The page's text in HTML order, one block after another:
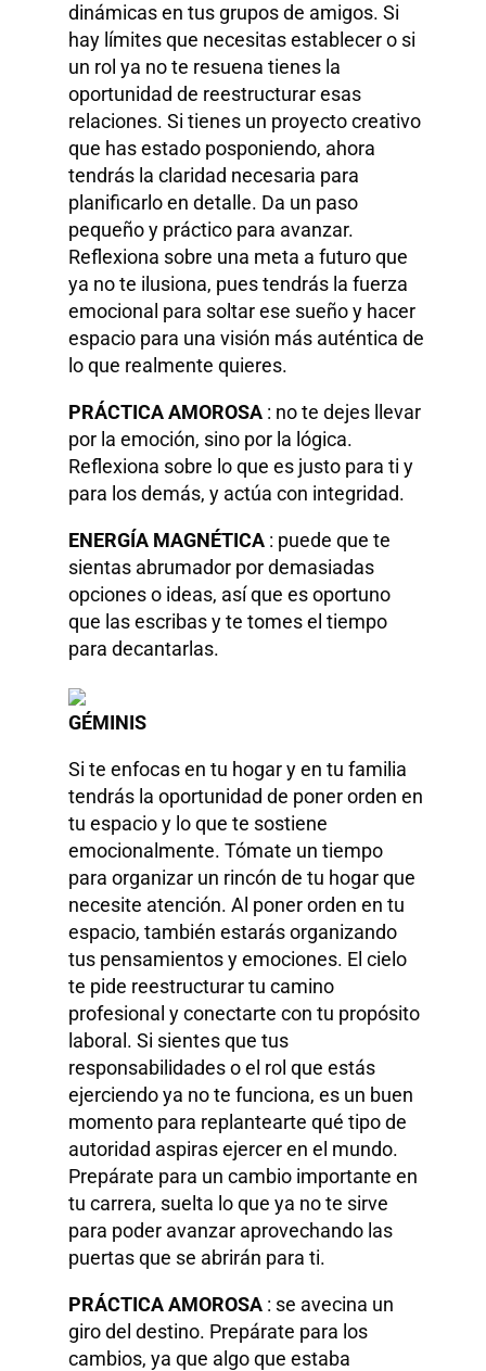
dinámicas en tus grupos de amigos. Si
hay límites que necesitas establecer o si
un rol ya no te resuena tienes la
oportunidad de reestructurar esas
relaciones. Si tienes un proyecto creativo
que has estado posponiendo, ahora
tendrás la claridad necesaria para
planificarlo en detalle. Da un paso
pequeño y práctico para avanzar.
Reflexiona sobre una meta a futuro que
ya no te ilusiona, pues tendrás la fuerza
emocional para soltar ese sueño y hacer
espacio para una visión más auténtica de
lo que realmente quieres.
PRÁCTICA AMOROSA : no te dejes llevar
por la emoción, sino por la lógica.
Reflexiona sobre lo que es justo para ti y
para los demás, y actúa con integridad.
ENERGÍA MAGNÉTICA : puede que te
sientas abrumador por demasiadas
opciones o ideas, así que es oportuno
que las escribas y te tomes el tiempo
para decantarlas.
GÉMINIS
Si te enfocas en tu hogar y en tu familia
tendrás la oportunidad de poner orden en
tu espacio y lo que te sostiene
emocionalmente. Tómate un tiempo
para organizar un rincón de tu hogar que
necesite atención. Al poner orden en tu
espacio, también estarás organizando
tus pensamientos y emociones. El cielo
te pide reestructurar tu camino
profesional y conectarte con tu propósito
laboral. Si sientes que tus
responsabilidades o el rol que estás
ejerciendo ya no te funciona, es un buen
momento para replantearte qué tipo de
autoridad aspiras ejercer en el mundo.
Prepárate para un cambio importante en
tu carrera, suelta lo que ya no te sirve
para poder avanzar aprovechando las
puertas que se abrirán para ti.
PRÁCTICA AMOROSA : se avecina un
giro del destino. Prepárate para los
cambios, ya que algo que estaba